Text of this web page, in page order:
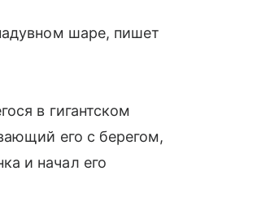
шаре, пишет
в гигантском
его с берегом,
и начал его